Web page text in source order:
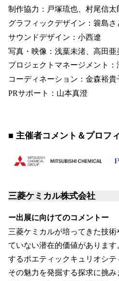
制作協力：戸塚琉也、村尾信太
グラフィックデザイン：簑島さ
サウンドデザイン：小西遼
写真・映像：浅葉未渚、高田亜
プロジェクトマネージメント：
コーディネーション：金森裕貴
PRサポート：山本真澄
■ 主催者コメント＆プロフ
三菱ケミカル株式会社
ー出展に向けてのコメントー
三菱ケミカルが培ってきた技
ていない潜在的価値がありま
するポエティックキュリオシテ
その魅力を発掘する探求に挑